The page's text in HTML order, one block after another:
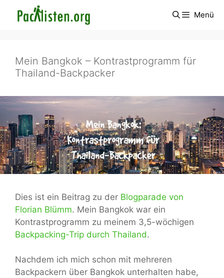
Inhalt
Menü
Mein Bangkok – Kontrastprogramm für
Thailand-Backpacker
Dies ist ein Beitrag zu der Blogparade von
Florian Blümm. Mein Bangkok war ein
Kontrastprogramm zu meinem 3,5-wöchigen
Backpacking-Trip durch Thailand.
Nachdem ich mich schon mit mehreren
Backpackern über Bangkok unterhalten habe,